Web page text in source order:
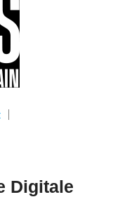
Digitale